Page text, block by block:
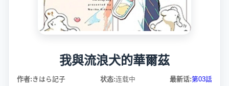
我與流浪犬的華爾茲
作者: きはら記子 状态:连载中 最新话:第03話